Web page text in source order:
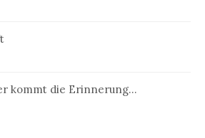
kommt die Erinnerung…